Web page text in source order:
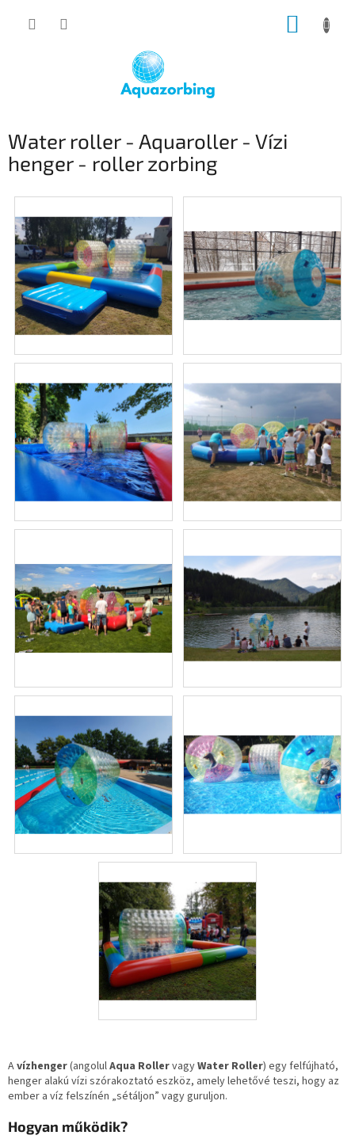
KOSÁR
Water roller - Aquaroller - Vízi
henger - roller zorbing
Avízhenger(angolulAqua RollervagyWater Roller) egy felfújható,
henger alakú vízi szórakoztató eszköz, amely lehetővé teszi, hogy az
ember a víz felszínén „sétáljon” vagy guruljon.
Hogyan működik?